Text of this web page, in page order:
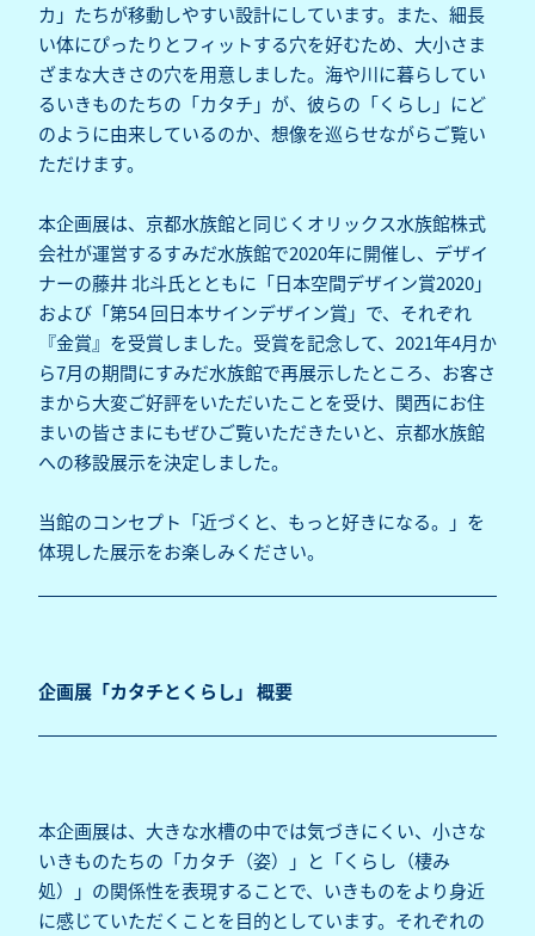
カ」たちが移動しやすい設計にしています。また、細長
い体にぴったりとフィットする穴を好むため、大小さま
ざまな大きさの穴を用意しました。海や川に暮らしてい
るいきものたちの「カタチ」が、彼らの「くらし」にど
のように由来しているのか、想像を巡らせながらご覧い
ただけます。
本企画展は、京都水族館と同じくオリックス水族館株式
会社が運営するすみだ水族館で2020年に開催し、デザイ
ナーの藤井 北斗氏とともに「日本空間デザイン賞2020」
および「第54 回日本サインデザイン賞」で、それぞれ
『金賞』を受賞しました。受賞を記念して、2021年4月か
ら7月の期間にすみだ水族館で再展示したところ、お客さ
まから大変ご好評をいただいたことを受け、関西にお住
まいの皆さまにもぜひご覧いただきたいと、京都水族館
への移設展示を決定しました。
当館のコンセプト「近づくと、もっと好きになる。」を
体現した展示をお楽しみください。
企画展「カタチとくらし」 概要
本企画展は、大きな水槽の中では気づきにくい、小さな
いきものたちの「カタチ（姿）」と「くらし（棲み
処）」の関係性を表現することで、いきものをより身近
に感じていただくことを目的としています。それぞれの